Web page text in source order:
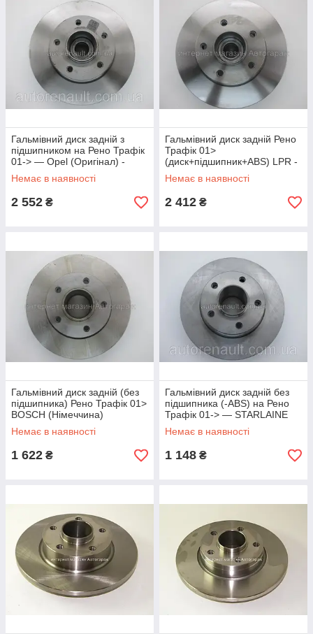
Гальмівний диск задній з
підшипником на Рено Трафік
01-> — Opel (Оригінал) -
93161254
Немає в наявності
2 552 ₴
Гальмівний диск задній Рено
Трафік 01>
(диск+підшипник+ABS) LPR -
R1020PCA
Немає в наявності
2 412 ₴
Гальмівний диск задній (без
підшипника) Рено Трафік 01>
BOSCH (Німеччина)
0986479144
Немає в наявності
1 622 ₴
Гальмівний диск задній без
підшипника (-ABS) на Рено
Трафік 01-> — STARLAINE
PB3210
Немає в наявності
1 148 ₴